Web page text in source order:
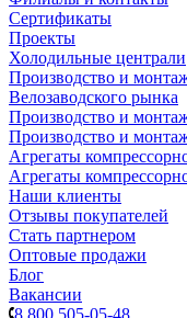
Сертификаты
Проекты
Холодильные централи
Производство и
Велозаводского рынка
Производство и
Производство и
Агрегаты
Агрегаты
Наши клиенты
Отзывы покупателей
Стать партнером
Оптовые продажи
Блог
Вакансии
8 800 505-05-48